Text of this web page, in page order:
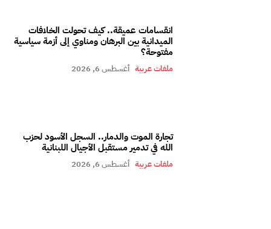
انقسامات عميقة.. كيف تحولت الخلافات
الميدانية بين البرهان ومناوي إلى أزمة سياسية
مفتوحة؟
ملفات عربية أغسطس 6, 2026
تجارة الموت والدمار.. السجل الأسود لحزب
الله في تدمير مستقبل الأجيال اللبنانية
ملفات عربية أغسطس 6, 2026